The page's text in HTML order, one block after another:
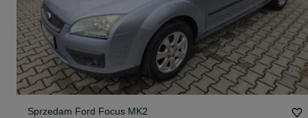
Sprzedam Ford Focus MK2